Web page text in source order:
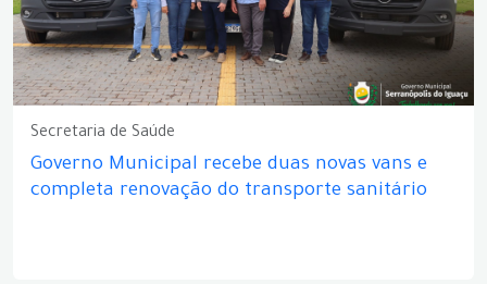
Secretaria de Saúde
Governo Municipal recebe duas novas vans e
completa renovação do transporte sanitário